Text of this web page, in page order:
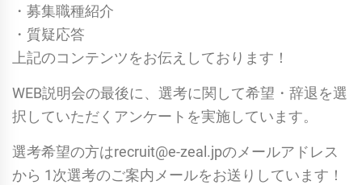
・募集職種紹介
・質疑応答
上記のコンテンツをお伝えしております！
WEB説明会の最後に、選考に関して希望・辞退を選
択していただくアンケートを実施しています。
選考希望の方はrecruit@e-zeal.jpのメールアドレス
から 1次選考のご案内メールをお送りしています！